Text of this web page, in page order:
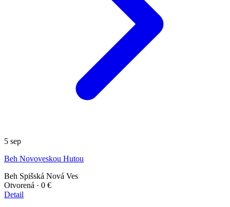
5 sep
Beh Novoveskou Hutou
Beh Spišská Nová Ves
Otvorená · 0 €
Detail